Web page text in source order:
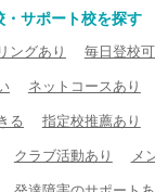
サポート校を探す
ングあり 毎日登校
ネットコースあり
る 指定校推薦あり
クラブ活動あり メ